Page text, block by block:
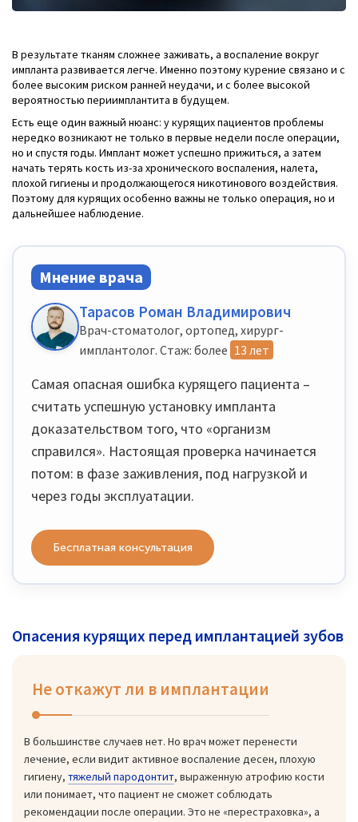
В результате тканям сложнее заживать, а воспаление вокруг
импланта развивается легче. Именно поэтому курение связано и с
более высоким риском ранней неудачи, и с более высокой
вероятностью периимплантита в будущем.
Есть еще один важный нюанс: у курящих пациентов проблемы
нередко возникают не только в первые недели после операции,
но и спустя годы. Имплант может успешно прижиться, а затем
начать терять кость из-за хронического воспаления, налета,
плохой гигиены и продолжающегося никотинового воздействия.
Поэтому для курящих особенно важны не только операция, но и
дальнейшее наблюдение.
Мнение врача
Тарасов Роман Владимирович
Врач-стоматолог, ортопед, хирург-
имплантолог. Стаж: более 13 лет
Самая опасная ошибка курящего пациента –
считать успешную установку импланта
доказательством того, что «организм
справился». Настоящая проверка начинается
потом: в фазе заживления, под нагрузкой и
через годы эксплуатации.
Бесплатная консультация
Опасения курящих перед имплантацией зубов
Не откажут ли в имплантации
В большинстве случаев нет. Но врач может перенести
лечение, если видит активное воспаление десен, плохую
гигиену, тяжелый пародонтит, выраженную атрофию кости
или понимает, что пациент не сможет соблюдать
рекомендации после операции. Это не «перестраховка», а